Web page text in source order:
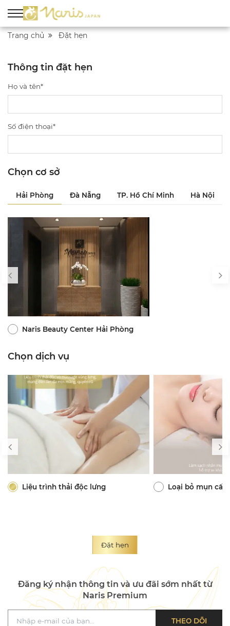
Trang chủ Đặt hẹn
Thông tin đặt hẹn
Họ và tên*
Số điện thoại*
Chọn cơ sở
Hải Phòng Đà Nẵng TP. Hồ Chí Minh Hà Nội
Naris Beauty Center Hải Phòng
Chọn dịch vụ
Liệu trình thải độc lưng Loại bỏ mụn cấp
Đặt hẹn
Đăng ký nhận thông tin và ưu đãi sớm nhất từ
Naris Premium
THEO DÕI